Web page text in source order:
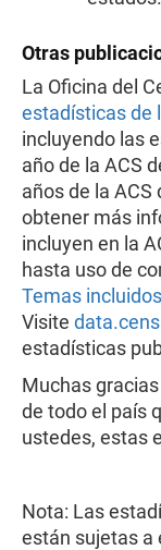
Otras
La Oficina del
estadísticas de
incluyendo las
año de la ACS
años de la ACS
obtener más
incluyen en la
hasta uso de
Temas
Visite
estadísticas
Muchas
de todo el país
ustedes, estas
Nota: Las
están sujetas a